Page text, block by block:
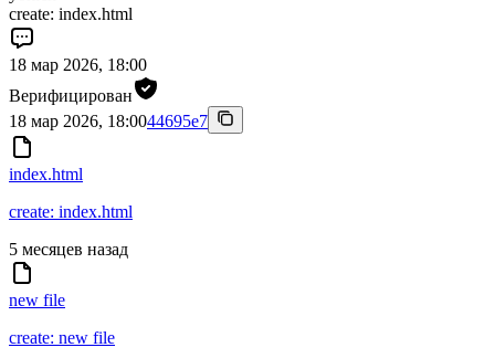
create: index.html
18 мар 2026, 18:00
Верифицирован
18 мар 2026, 18:0044695e7
index.html
create: index.html
5 месяцев назад
new file
create: new file